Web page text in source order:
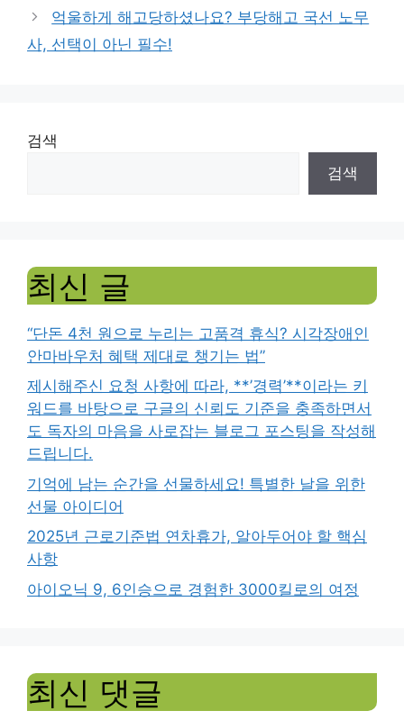
억울하게 해고당하셨나요? 부당해고 국선 노무
사, 선택이 아닌 필수!
검색
검색
최신 글
“단돈 4천 원으로 누리는 고품격 휴식? 시각장애인
안마바우처 혜택 제대로 챙기는 법”
제시해주신 요청 사항에 따라, **’경력’**이라는 키
워드를 바탕으로 구글의 신뢰도 기준을 충족하면서
도 독자의 마음을 사로잡는 블로그 포스팅을 작성해
드립니다.
기억에 남는 순간을 선물하세요! 특별한 날을 위한
선물 아이디어
2025년 근로기준법 연차휴가, 알아두어야 할 핵심
사항
아이오닉 9, 6인승으로 경험한 3000킬로의 여정
최신 댓글